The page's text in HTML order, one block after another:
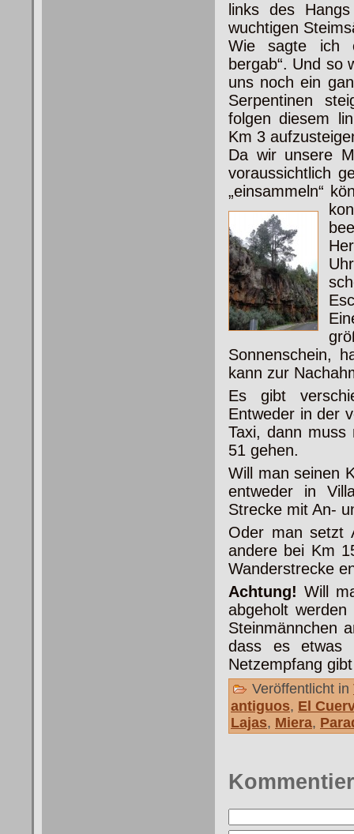
links des
wuchtigen
Wie sagte ich
bergab“. Und so
uns noch ein
Serpentinen
folgen diesem
Km 3
Da wir unsere
voraussichtlich
„einsammeln“
Sonnenschein,
kann zur
Es gibt
Entweder in der
Taxi, dann
51 gehen.
Will man seinen
entweder in
Strecke mit An-
Oder man setzt
andere bei Km
Wanderstrecke
Achtung! Will
abgeholt
Steinmännchen
dass es etwas
Netzempfang
Veröffentlicht in
antiguos, El
Lajas, Miera,